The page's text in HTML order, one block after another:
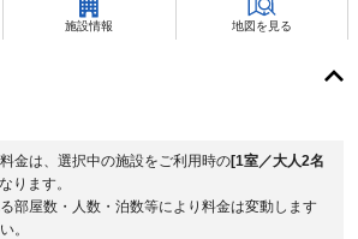
施設情報 地図を見る
金は、選択中の施設をご利用時の[1室／大人2名
ります。
部屋数・人数・泊数等により料金は変動します
。